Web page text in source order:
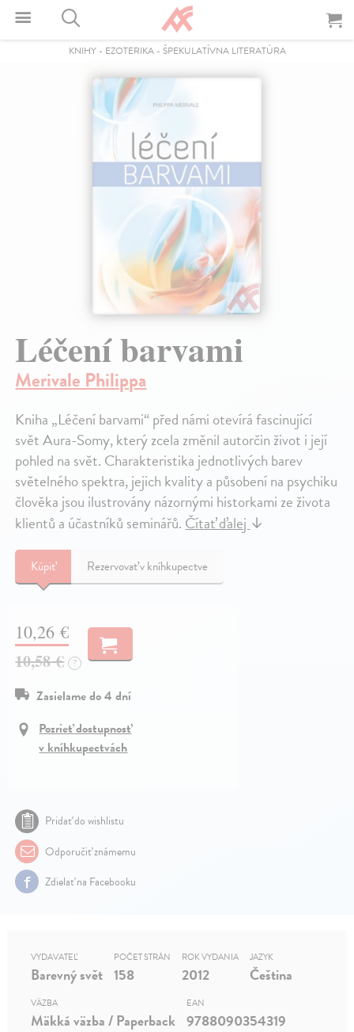
KNIHY- EZOTERIKA- ŠPEKULATÍVNA LITERATÚRA
Léčení barvami
Merivale Philippa
Kniha „Léčení barvami“ před námi otevírá fascinující
svět Aura-Somy, který zcela změnil autorčin život i její
pohled na svět. Charakteristika jednotlivých barev
světelného spektra, jejich kvality a působení na psychiku
člověka jsou ilustrovány názornými historkami ze života
klientů a účastníků seminářů.Čítať ďalej↓
Kúpiť Rezervovať v kníhkupectve
10,26 €
10,58 €
?
Zasielame do 4 dní
Pozrieť dostupnosť
v kníhkupectvách
Pridať do wishlistu
Odporučiť známemu
Zdielať na Facebooku
VYDAVATEĽ
Barevný svět
POČET STRÁN
158
ROK VYDANIA
2012
JAZYK
Čeština
VÄZBA
Mäkká väzba / Paperback
EAN
9788090354319